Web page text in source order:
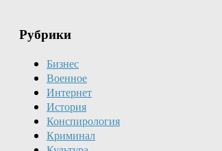
Рубрики
Бизнес
Военное
Интернет
История
Конспирология
Криминал